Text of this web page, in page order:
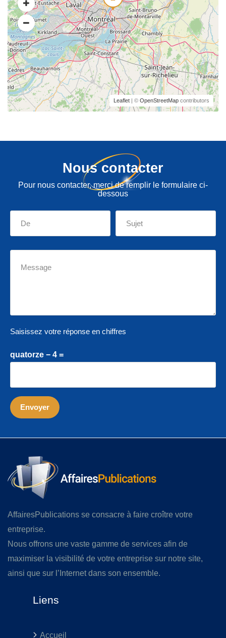
Leaflet | © OpenStreetMap contributors
Nous contacter
Pour nous contacter, merci de remplir le formulaire ci-
dessous
Saisissez votre réponse en chiffres
quatorze − 4 =
AffairesPublications se consacre à faire croître votre
entreprise.
Nous offrons une vaste gamme de services afin de
maximiser la visibilité de votre entreprise sur notre site,
ainsi que sur l’Internet dans son ensemble.
Liens
Accueil